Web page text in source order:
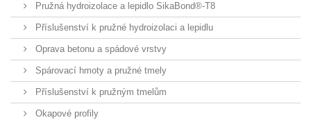
Pružná hydroizolace a lepidlo SikaBond®-T8
Příslušenství k pružné hydroizolaci a lepidlu
Oprava betonu a spádové vrstvy
Spárovací hmoty a pružné tmely
Příslušenství k pružným tmelům
Okapové profily